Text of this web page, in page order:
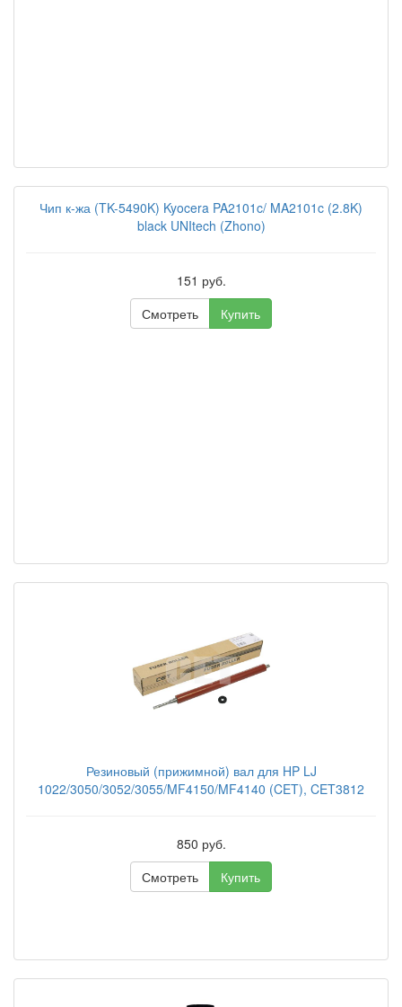
Чип к-жа (TK-5490K) Kyocera PA2101c/ MA2101c (2.8K)
black UNItech (Zhono)
151 руб.
Смотреть
Купить
Резиновый (прижимной) вал для HP LJ
1022/3050/3052/3055/MF4150/MF4140 (CET), CET3812
850 руб.
Смотреть
Купить